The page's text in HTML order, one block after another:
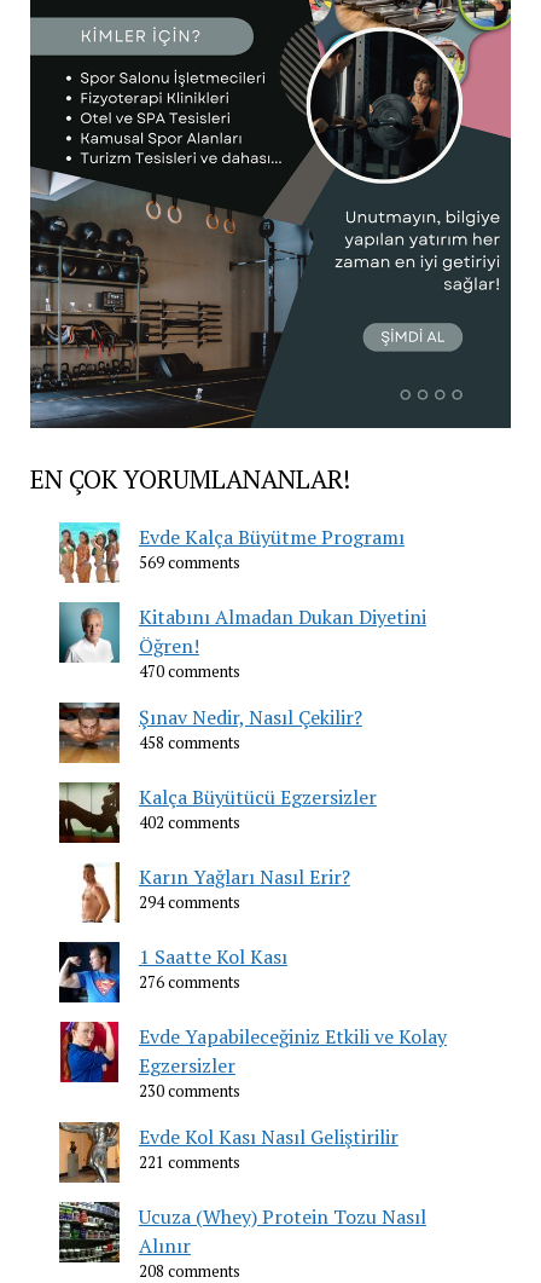
EN ÇOK YORUMLANANLAR!
Evde Kalça Büyütme Programı
569 comments
Kitabını Almadan Dukan Diyetini
Öğren!
470 comments
Şınav Nedir, Nasıl Çekilir?
458 comments
Kalça Büyütücü Egzersizler
402 comments
Karın Yağları Nasıl Erir?
294 comments
1 Saatte Kol Kası
276 comments
Evde Yapabileceğiniz Etkili ve Kolay
Egzersizler
230 comments
Evde Kol Kası Nasıl Geliştirilir
221 comments
Ucuza (Whey) Protein Tozu Nasıl
Alınır
208 comments